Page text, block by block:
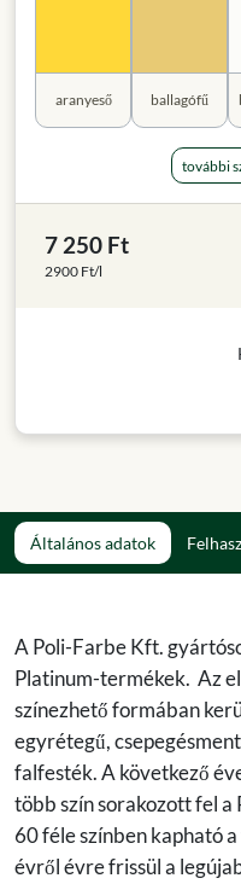
aranyeső ballagófű
további
7 250 Ft
2900 Ft/l
Általános adatok
A Poli-Farbe Kft.
Platinum-termékek. Az
színezhető formában
egyrétegű,
falfesték. A következő
több szín sorakozott fel
60 féle színben kapható
évről évre frissül a